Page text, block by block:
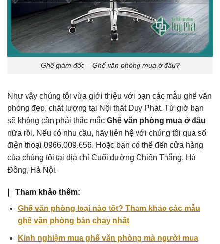
Ghế giám đốc – Ghế văn phòng mua ở đâu?
Như vậy chúng tôi vừa giới thiệu với bạn các mẫu ghế văn
phòng đẹp, chất lượng tại Nội thất Duy Phát. Từ giờ bạn
sẽ không cần phải thắc mắc Ghế văn phòng mua ở đâu
nữa rồi. Nếu có nhu cầu, hãy liên hệ với chúng tôi qua số
điện thoại 0966.009.656. Hoặc bạn có thể đến cửa hàng
của chúng tôi tại địa chỉ Cuối đường Chiến Thắng, Hà
Đông, Hà Nội.
| Tham khảo thêm:
Ghế văn phòng loại nào tốt? Tham khảo các mẫu
ghế văn phòng bán chạy nhất
Kinh nghiệm mua ghế văn phòng mà người mua